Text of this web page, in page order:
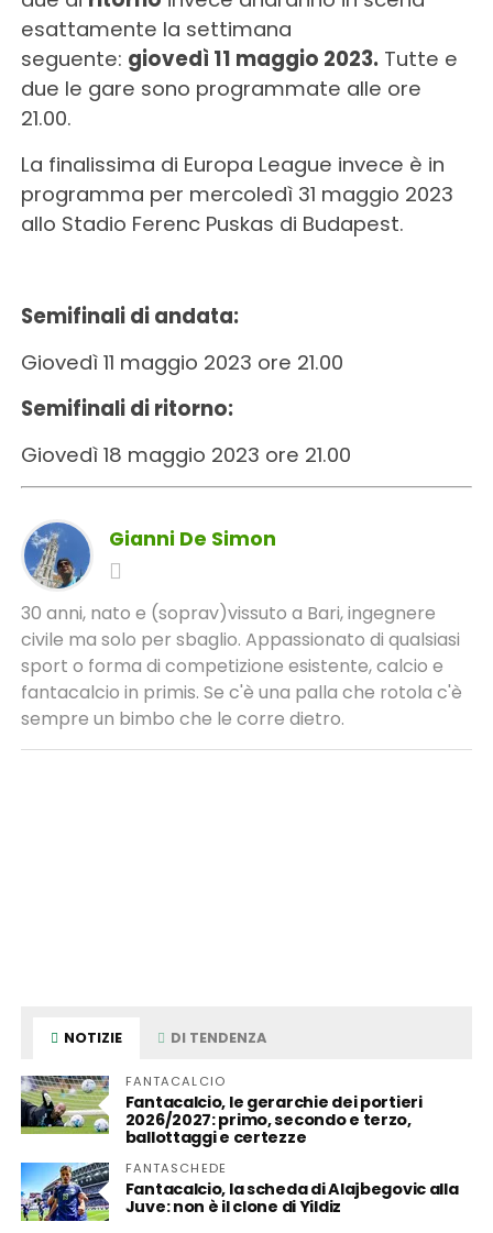
esattamente la settimana
seguente: giovedì 11 maggio 2023. Tutte e
due le gare sono programmate alle ore
21.00.
La finalissima di Europa League invece è in
programma per mercoledì 31 maggio 2023
allo Stadio Ferenc Puskas di Budapest.
Semifinali di andata:
Giovedì 11 maggio 2023 ore 21.00
Semifinali di ritorno:
Giovedì 18 maggio 2023 ore 21.00
Gianni De Simon
30 anni, nato e (soprav)vissuto a Bari, ingegnere
civile ma solo per sbaglio. Appassionato di qualsiasi
sport o forma di competizione esistente, calcio e
fantacalcio in primis. Se c'è una palla che rotola c'è
sempre un bimbo che le corre dietro.
NOTIZIE DI TENDENZA
FANTACALCIO
Fantacalcio, le gerarchie dei portieri
2026/2027: primo, secondo e terzo,
ballottaggi e certezze
FANTASCHEDE
Fantacalcio, la scheda di Alajbegovic alla
Juve: non è il clone di Yildiz